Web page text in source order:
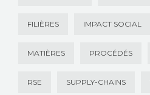
FILIÈRES IMPACT SOCIAL
MATIÈRES PROCÉDÉS
RSE SUPPLY-CHAINS